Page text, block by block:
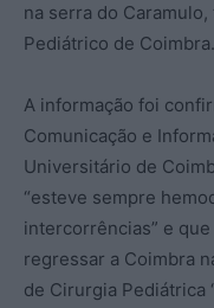
na serra do
Pediátrico de Coimbra.
A informação foi
Comunicação e
Universitário de
“esteve sempre
intercorrências” e
regressar a Coimbra
de Cirurgia Pediátrica